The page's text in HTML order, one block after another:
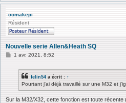
comakepi
Résident
Nouvelle serie Allen&Heath SQ
M1 avr. 2021, 8:52
felin54 a écrit : ↑
Pourtant j'ai déjà travaillé sur une M32 et
Sur la M32/X32, cette fonction est toute récente